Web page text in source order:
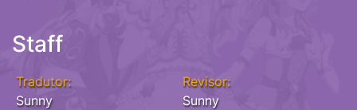
Staff
Tradutor:
Sunny
Revisor:
Sunny